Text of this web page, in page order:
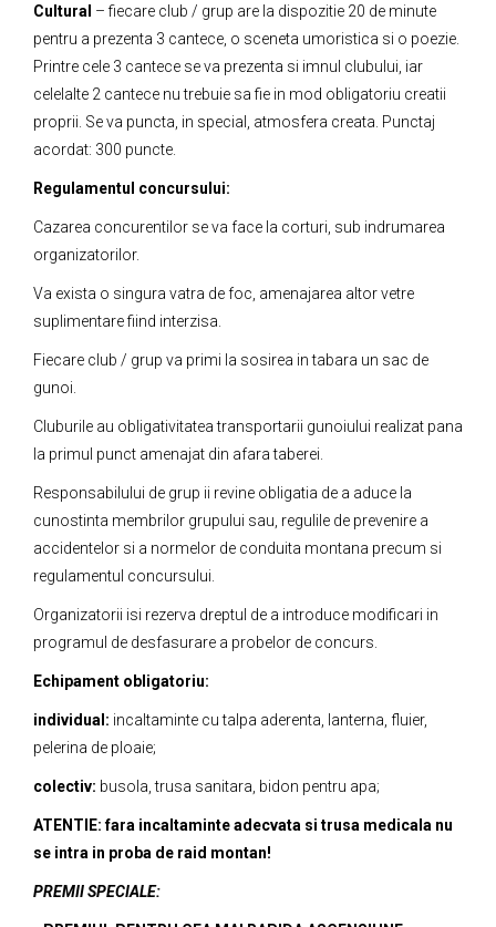
Cultural – fiecare club / grup are la dispozitie 20 de minute
pentru a prezenta 3 cantece, o sceneta umoristica si o poezie.
Printre cele 3 cantece se va prezenta si imnul clubului, iar
celelalte 2 cantece nu tre­buie sa fie in mod obligatoriu creatii
proprii. Se va puncta, in special, atmosfera creata. Punctaj
acordat: 300 puncte.
Regulamentul concursului:
Cazarea concurentilor se va face la corturi, sub indrumarea
organizatorilor.
Va exista o singura vatra de foc, amenajarea altor vetre
suplimentare fiind interzisa.
Fiecare club / grup va primi la sosirea in tabara un sac de
gunoi.
Cluburile au obligativitatea transportarii gunoiului realizat pana
la primul punct amenajat din afara taberei.
Responsabilului de grup ii revine obligatia de a aduce la
cunostinta membrilor grupului sau, regulile de prevenire a
accidentelor si a normelor de conduita montana precum si
regulamentul concursului.
Organizatorii isi rezerva dreptul de a introduce modificari in
programul de desfasurare a probelor de concurs.
Echipament obligatoriu:
individual: incaltaminte cu talpa aderenta, lanterna, fluier,
pelerina de ploaie;
colectiv: busola, trusa sanitara, bidon pentru apa;
ATENTIE: fara incaltaminte adecvata si trusa medicala nu
se intra in proba de raid montan!
PREMII SPECIALE: